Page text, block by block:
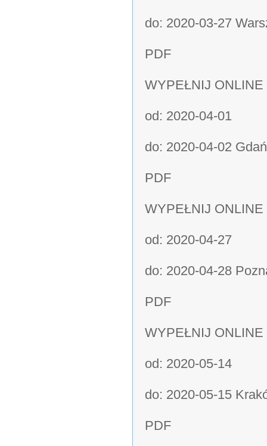
do: 2020-03-27
PDF
WYPEŁNIJ ONLINE
od: 2020-04-01
do: 2020-04-02
PDF
WYPEŁNIJ ONLINE
od: 2020-04-27
do: 2020-04-28
PDF
WYPEŁNIJ ONLINE
od: 2020-05-14
do: 2020-05-15
PDF